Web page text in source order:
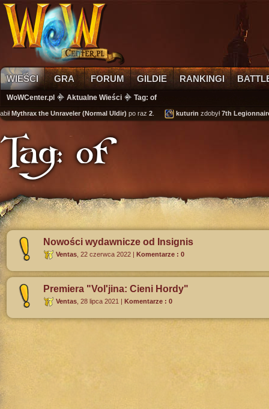
WIEŚCI GRA FORUM GILDIE RANKINGI
WoWCenter.pl Aktualne Wieści Tag: of
the Unraveler (Normal Uldir)po raz 2. kuturinzdobył7th Legionnaire's
Tag: of
Nowości wydawnicze od Insignis
Ventas 22 czerwca 2022 | Komentarze : 0
Premiera "Vol'jina: Cieni Hordy"
Ventas 28 lipca 2021 | Komentarze : 0